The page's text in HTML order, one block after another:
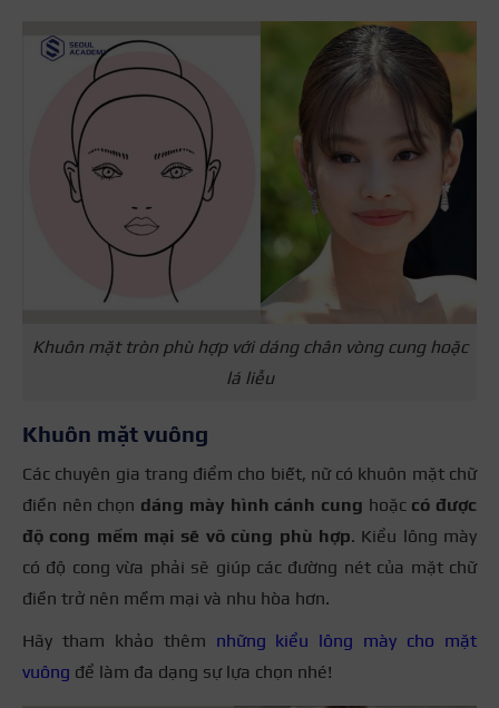
Khuôn mặt tròn phù hợp với dáng chân vòng cung hoặc
lá liễu
Khuôn mặt vuông
Các chuyên gia trang điểm cho biết, nữ có khuôn mặt chữ
điền nên chọn dáng mày hình cánh cung hoặc có được
độ cong mềm mại sẽ vô cùng phù hợp. Kiểu lông mày
có độ cong vừa phải sẽ giúp các đường nét của mặt chữ
điền trở nên mềm mại và nhu hòa hơn.
Hãy tham khảo thêm những kiểu lông mày cho mặt
vuông để làm đa dạng sự lựa chọn nhé!